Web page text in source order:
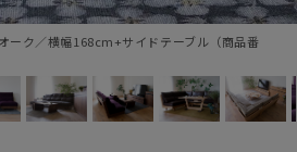
ーク／横幅168cm+サイドテーブル（商品番